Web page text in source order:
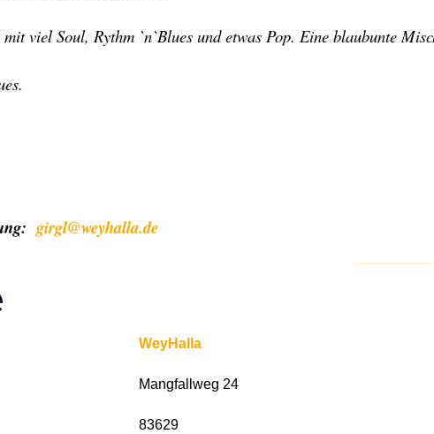
viel Soul, Rythm `n`Blues und etwas Pop. Eine blaubunte
girgl@weyhalla.de
WeyHalla
Mangfallweg 24
83629